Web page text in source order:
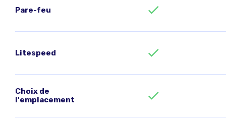
Pare-feu
Litespeed
Choix de
l'emplacement